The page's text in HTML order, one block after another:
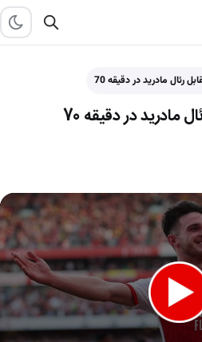
رئال مادرید در دقیقه 70
مادرید در دقیقه 70